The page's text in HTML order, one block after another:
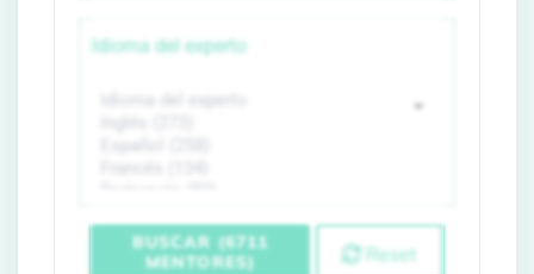
Idioma del experto
BUSCAR (6711
MENTORES)
Reset